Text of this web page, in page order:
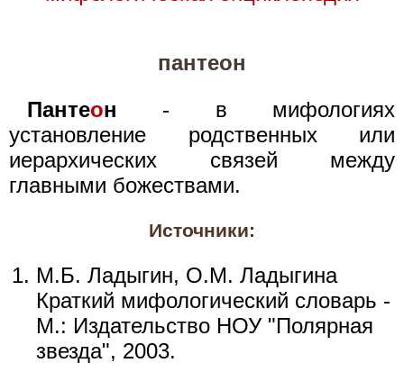
пантеон
Пантеон - в мифологиях
установление родственных или
иерархических связей между
главными божествами.
Источники:
М.Б. Ладыгин, О.М. Ладыгина
Краткий мифологический словарь -
М.: Издательство НОУ "Полярная
звезда", 2003.